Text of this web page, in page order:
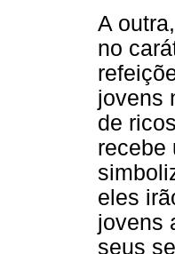
A
no
jovens
de
recebe
eles
jovens
seus